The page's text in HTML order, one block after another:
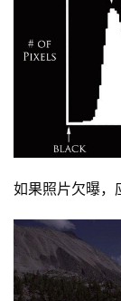
如果照片欠曝，